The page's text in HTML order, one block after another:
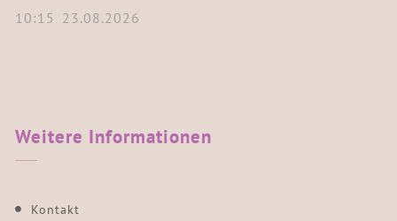
10:15 23.08.2026
Weitere Informationen
Kontakt